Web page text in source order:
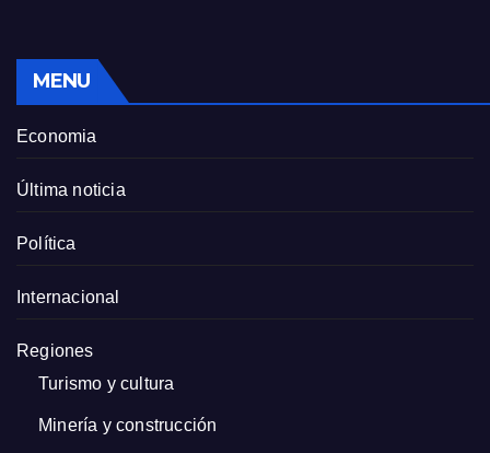
MENU
Economia
Última noticia
Política
Internacional
Regiones
Turismo y cultura
Minería y construcción